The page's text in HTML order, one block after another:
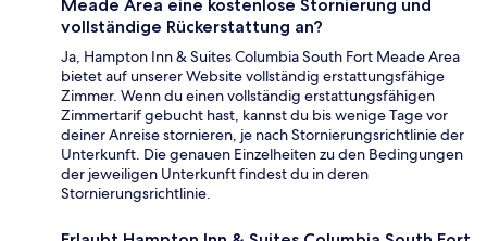
Meade Area eine kostenlose Stornierung und
vollständige Rückerstattung an?
Ja, Hampton Inn & Suites Columbia South Fort Meade Area
bietet auf unserer Website vollständig erstattungsfähige
Zimmer. Wenn du einen vollständig erstattungsfähigen
Zimmertarif gebucht hast, kannst du bis wenige Tage vor
deiner Anreise stornieren, je nach Stornierungsrichtlinie der
Unterkunft. Die genauen Einzelheiten zu den Bedingungen
der jeweiligen Unterkunft findest du in deren
Stornierungsrichtlinie.